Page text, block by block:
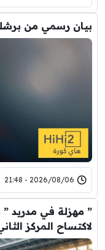
بيان رسمي من
2026/08/06 - 21:48
” مهزلة في مدريد ”
لاكتساح المركز